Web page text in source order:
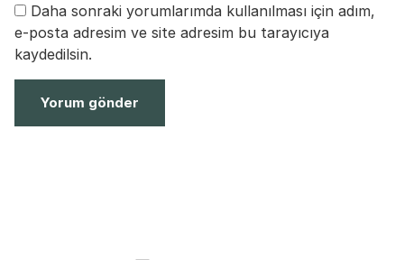
Daha sonraki yorumlarımda kullanılması için adım,
e-posta adresim ve site adresim bu tarayıcıya
kaydedilsin.